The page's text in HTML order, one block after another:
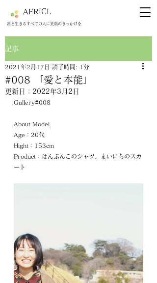
AFRICL
​​凛と生きるすべての人に笑顔のきっかけを
記事
#008 「愛と本能」
2021年2月17日 読了時間: 1分
更新日： 2022年3月2日
Gallery#008
About Model
Age：20代
Hight：153cm
Product：はんぶんこのシャツ、まいにちのスカ
ート